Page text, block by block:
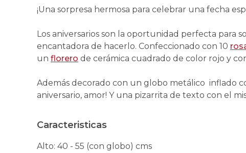
¡Una sorpresa hermosa para celebrar una fecha
Los aniversarios son la oportunidad perfecta para
encantadora de hacerlo. Confeccionado con 10
un florero de cerámica cuadrado de color rojo y
Además decorado con un globo metálico inflado
aniversario, amor! Y una pizarrita de texto con el
Caracteristicas
Alto: 40 - 55 (con globo) cms